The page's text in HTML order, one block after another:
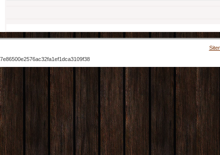
7e86500e2576ac32fa1ef1dca3109f38